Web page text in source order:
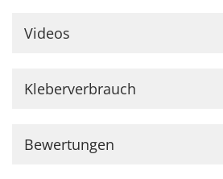
Videos
Kleberverbrauch
Bewertungen